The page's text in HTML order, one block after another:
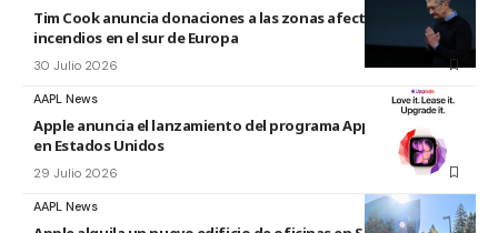
Tim Cook anuncia donaciones a las zonas afectadas por los
incendios en el sur de Europa
30 Julio 2026
AAPL News
Apple anuncia el lanzamiento del programa Apple Upgrade
en Estados Unidos
29 Julio 2026
AAPL News